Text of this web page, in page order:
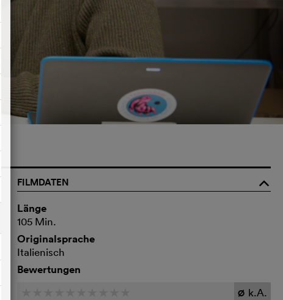
FILMDATEN
o
Länge
105 Min.
Originalsprache
Italienisch
Bewertungen
Ø k.A.